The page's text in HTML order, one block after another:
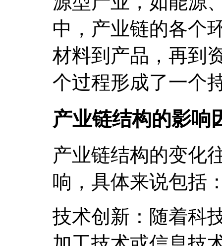
中，产业链的各个
材料到产品，再到
个过程形成了一个
产业链结构的影响
产业链结构的变化
响，具体来说包括
技术创新：随着科